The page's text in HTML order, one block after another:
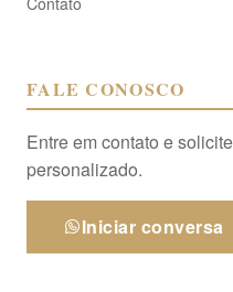
FALE CONOSCO
Entre em contato e
personalizado.
Iniciar conversa